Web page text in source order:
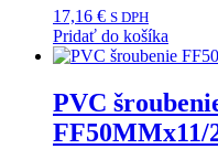
17,16 € S DPH
Pridať do košíka
PVC
FF50MMx11/